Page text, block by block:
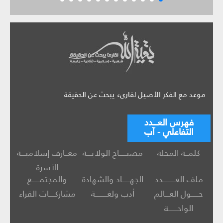
موعد مع الفكر الأصيل لقارىء يبحث عن الحقيقة
فهرس العـــدد
التفاعلي - آب
كلمــة المجلة مصبـــــاح الولايـــة معــارف إسلاميـــة
ملف العــــــــدد الجهـــــاد والشهادة
الأسرة
والمجتمـــــع
حـــــول العـــالم
أدب ولغــــــــة
مشاركــــات القراء
الواحــــــة